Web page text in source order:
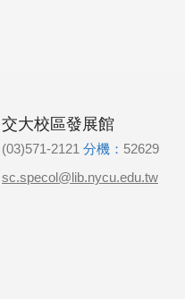
交大校區發展館
(03)571-2121 分機： 52629
sc.specol@lib.nycu.edu.tw